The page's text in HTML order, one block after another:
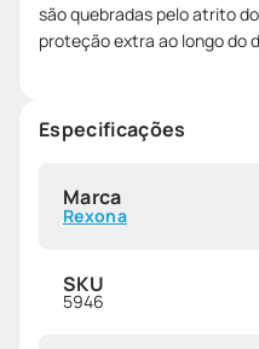
são quebradas pelo atrito
proteção extra ao longo do
Especificações
Marca
Rexona
SKU
5946